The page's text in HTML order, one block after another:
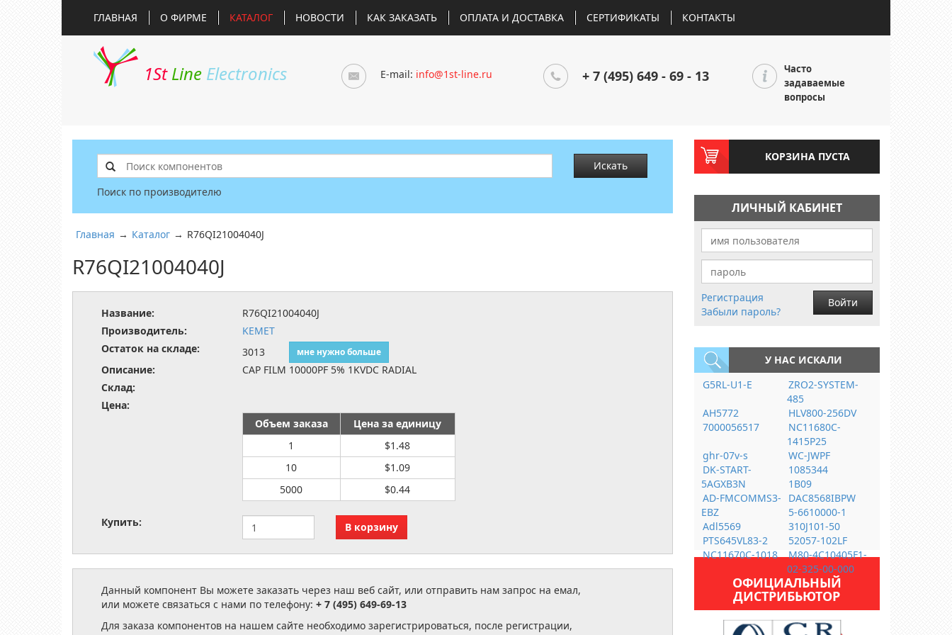
ГЛАВНАЯ О ФИРМЕ КАТАЛОГ НОВОСТИ КАК ЗАКАЗАТЬ ОПЛАТА И ДОСТАВКА СЕРТИФИКАТЫ КОНТАКТЫ
1St Line Electronics E-mail: info@1st-line.ru + 7 (495) 649 - 69 - 13
Часто
задаваемые
вопросы
Искать
Поиск по производителю
Главная → Каталог → R76QI21004040J
R76QI21004040J
Название:
R76QI21004040J
Производитель:
KEMET
Остаток на складе:
3013 мне нужно больше
Описание:
CAP FILM 10000PF 5% 1KVDC RADIAL
Склад:
Цена:
Объем заказа
Цена за единицу
1
$1.48
10
$1.09
5000
$0.44
Купить:
Данный компонент Вы можете заказать через наш веб сайт, или отправить нам запрос на емал,
или можете связаться с нами по телефону: + 7 (495) 649-69-13
Для заказа компонентов на нашем сайте необходимо зарегистрироваться, после регистрации,
КОРЗИНА ПУСТА
ЛИЧНЫЙ КАБИНЕТ
Регистрация
Забыли пароль?
Войти
У НАС ИСКАЛИ
G5RL-U1-E
ZRO2-SYSTEM-
485
AH5772
HLV800-256DV
7000056517
NC11680C-
1415P25
ghr-07v-s
WC-JWPF
DK-START-
5AGXB3N
1085344
1B09
AD-FMCOMMS3-
EBZ
DAC8568IBPW
5-6610000-1
Adl5569
310J101-50
PTS645VL83-2
52057-102LF
NC11670C-1018
M80-4C10405F1-
02-325-00-000
ОФИЦИАЛЬНЫЙ
ДИСТРИБЬЮТОР